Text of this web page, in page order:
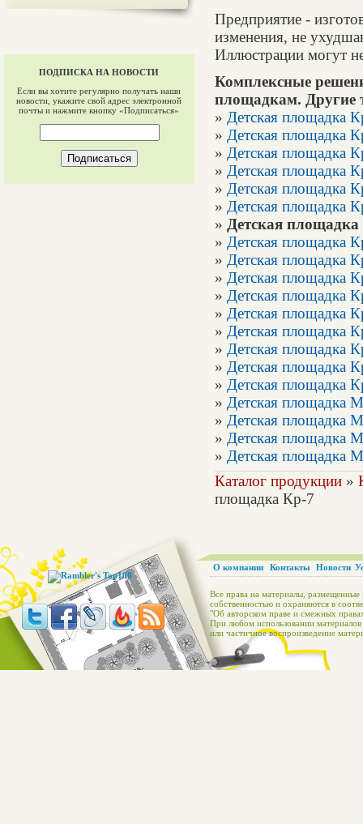
ПОДПИСКА НА НОВОСТИ
Если вы хотите регулярно получать наши
новости, укажите свой адрес электронной
почты и нажмите кнопку «Подписаться»
Предприятие -
изменения, не
Иллюстрации могут
Комплексные
площадкам. Другие
» Детская площадка
» Детская площадка
» Детская площадка
» Детская площадка
» Детская площадка
» Детская площадка
» Детская
» Детская площадка
» Детская площадка
» Детская площадка
» Детская площадка
» Детская площадка
» Детская площадка
» Детская площадка
» Детская площадка
» Детская площадка
» Детская площадка
» Детская площадка
» Детская площадка
» Детская площадка
Каталог продукции »
площадка Кр-7
О компании Контакты Новости
Все права на материалы, размещенные
собственностью и охраняются в
"Об авторском праве и смежных
При любом использовании
или частичное воспроизведение